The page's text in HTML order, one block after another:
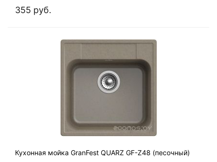
355 руб.
Кухонная мойка GranFest QUARZ GF-Z48 (песочный)